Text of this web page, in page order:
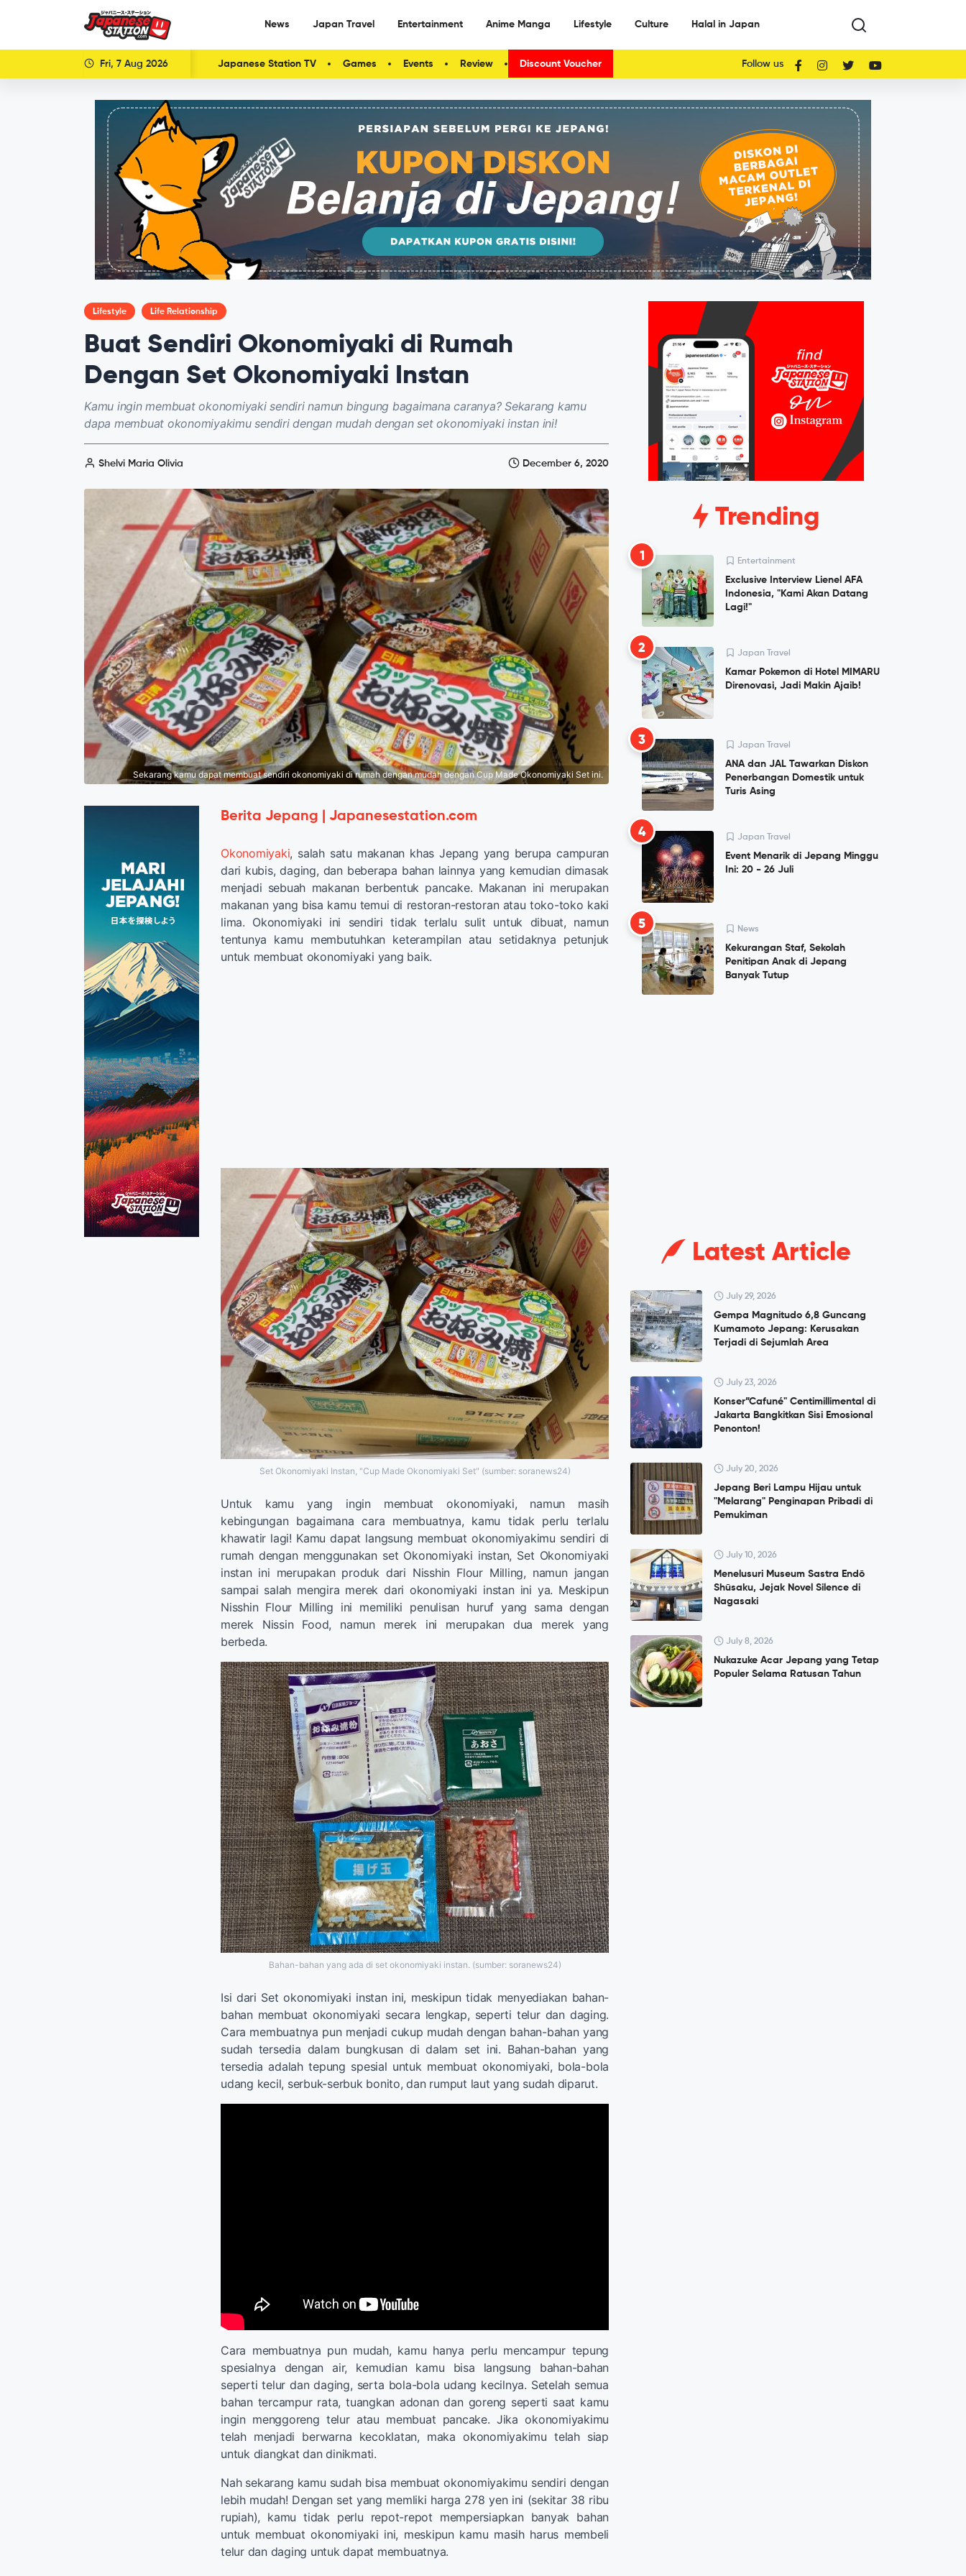
News Japan Travel Entertainment Anime Manga Lifestyle Culture Halal in Japan
Fri, 7 Aug 2026 Japanese Station TV Games Events Review Discount Voucher Follow us
Lifestyle Life Relationship
Buat Sendiri Okonomiyaki di Rumah
Dengan Set Okonomiyaki Instan
Kamu ingin membuat okonomiyaki sendiri namun bingung bagaimana caranya? Sekarang kamu
dapa membuat okonomiyakimu sendiri dengan mudah dengan set okonomiyaki instan ini!
Shelvi Maria Olivia December 6, 2020
Sekarang kamu dapat membuat sendiri okonomiyaki di rumah dengan mudah dengan Cup Made Okonomiyaki Set ini.
Berita Jepang | Japanesestation.com
Okonomiyaki, salah satu makanan khas Jepang yang berupa campuran
dari kubis, daging, dan beberapa bahan lainnya yang kemudian dimasak
menjadi sebuah makanan berbentuk pancake. Makanan ini merupakan
makanan yang bisa kamu temui di restoran-restoran atau toko-toko kaki
lima. Okonomiyaki ini sendiri tidak terlalu sulit untuk dibuat, namun
tentunya kamu membutuhkan keterampilan atau setidaknya petunjuk
untuk membuat okonomiyaki yang baik.
Set Okonomiyaki Instan, "Cup Made Okonomiyaki Set" (sumber: soranews24)
Untuk kamu yang ingin membuat okonomiyaki, namun masih
kebingungan bagaimana cara membuatnya, kamu tidak perlu terlalu
khawatir lagi! Kamu dapat langsung membuat okonomiyakimu sendiri di
rumah dengan menggunakan set Okonomiyaki instan, Set Okonomiyaki
instan ini merupakan produk dari Nisshin Flour Milling, namun jangan
sampai salah mengira merek dari okonomiyaki instan ini ya. Meskipun
Nisshin Flour Milling ini memiliki penulisan huruf yang sama dengan
merek Nissin Food, namun merek ini merupakan dua merek yang
berbeda.
Bahan-bahan yang ada di set okonomiyaki instan. (sumber: soranews24)
Isi dari Set okonomiyaki instan ini, meskipun tidak menyediakan bahan-
bahan membuat okonomiyaki secara lengkap, seperti telur dan daging.
Cara membuatnya pun menjadi cukup mudah dengan bahan-bahan yang
sudah tersedia dalam bungkusan di dalam set ini. Bahan-bahan yang
tersedia adalah tepung spesial untuk membuat okonomiyaki, bola-bola
udang kecil, serbuk-serbuk bonito, dan rumput laut yang sudah diparut.
Cara membuatnya pun mudah, kamu hanya perlu mencampur tepung
spesialnya dengan air, kemudian kamu bisa langsung bahan-bahan
seperti telur dan daging, serta bola-bola udang kecilnya. Setelah semua
bahan tercampur rata, tuangkan adonan dan goreng seperti saat kamu
ingin menggoreng telur atau membuat pancake. Jika okonomiyakimu
telah menjadi berwarna kecoklatan, maka okonomiyakimu telah siap
untuk diangkat dan dinikmati.
Nah sekarang kamu sudah bisa membuat okonomiyakimu sendiri dengan
lebih mudah! Dengan set yang memliki harga 278 yen ini (sekitar 38 ribu
rupiah), kamu tidak perlu repot-repot mempersiapkan banyak bahan
untuk membuat okonomiyaki ini, meskipun kamu masih harus membeli
telur dan daging untuk dapat membuatnya.
Trending
1 Entertainment
Exclusive Interview Lienel AFA
Indonesia, "Kami Akan Datang
Lagi!"
2 Japan Travel
Kamar Pokemon di Hotel MIMARU
Direnovasi, Jadi Makin Ajaib!
3 Japan Travel
ANA dan JAL Tawarkan Diskon
Penerbangan Domestik untuk
Turis Asing
4 Japan Travel
Event Menarik di Jepang Minggu
Ini: 20 - 26 Juli
5 News
Kekurangan Staf, Sekolah
Penitipan Anak di Jepang
Banyak Tutup
Latest Article
July 29, 2026
Gempa Magnitudo 6,8 Guncang
Kumamoto Jepang: Kerusakan
Terjadi di Sejumlah Area
July 23, 2026
Konser”Cafuné" Centimillimental di
Jakarta Bangkitkan Sisi Emosional
Penonton!
July 20, 2026
Jepang Beri Lampu Hijau untuk
"Melarang" Penginapan Pribadi di
Pemukiman
July 10, 2026
Menelusuri Museum Sastra Endō
Shūsaku, Jejak Novel Silence di
Nagasaki
July 8, 2026
Nukazuke Acar Jepang yang Tetap
Populer Selama Ratusan Tahun